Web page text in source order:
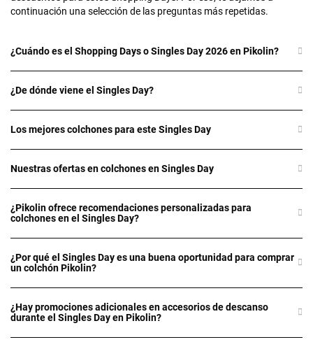
continuación una selección de las preguntas más repetidas.
¿Cuándo es el Shopping Days o Singles Day 2026 en Pikolin?
¿De dónde viene el Singles Day?
Los mejores colchones para este Singles Day
Nuestras ofertas en colchones en Singles Day
¿Pikolin ofrece recomendaciones personalizadas para
colchones en el Singles Day?
¿Por qué el Singles Day es una buena oportunidad para comprar
un colchón Pikolin?
¿Hay promociones adicionales en accesorios de descanso
durante el Singles Day en Pikolin?